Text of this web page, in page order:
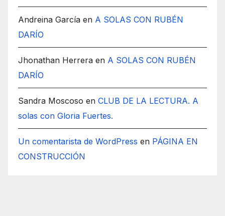
Andreina García en A SOLAS CON RUBÉN
DARÍO
Jhonathan Herrera en A SOLAS CON RUBÉN
DARÍO
Sandra Moscoso en CLUB DE LA LECTURA. A
solas con Gloria Fuertes.
Un comentarista de WordPress en PÁGINA EN
CONSTRUCCIÓN